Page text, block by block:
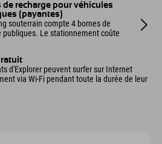
de recharge pour véhicules
(payantes)
souterrain compte 4 bornes de
publiques. Le stationnement coûte
d'Explorer peuvent surfer sur Internet
via Wi-Fi pendant toute la durée de leur